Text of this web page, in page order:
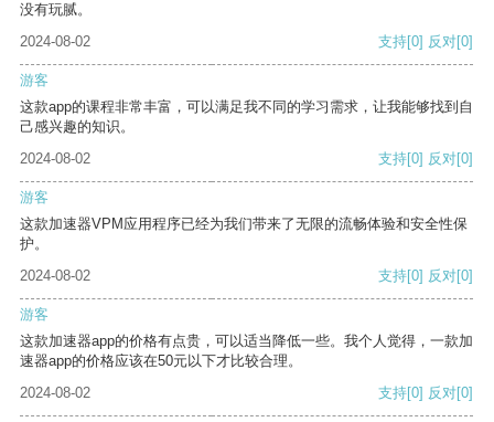
没有玩腻。
2024-08-02
支持[0] 反对[0]
游客
这款app的课程非常丰富，可以满足我不同的学习需求，让我能够找到自
己感兴趣的知识。
2024-08-02
支持[0] 反对[0]
游客
这款加速器VPM应用程序已经为我们带来了无限的流畅体验和安全性保
护。
2024-08-02
支持[0] 反对[0]
游客
这款加速器app的价格有点贵，可以适当降低一些。我个人觉得，一款加
速器app的价格应该在50元以下才比较合理。
2024-08-02
支持[0] 反对[0]